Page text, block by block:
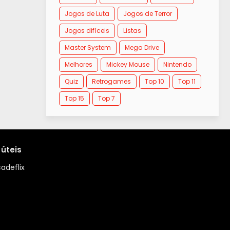
Jogos de Luta
Jogos de Terror
Jogos difíceis
Listas
Master System
Mega Drive
Melhores
Mickey Mouse
Nintendo
Quiz
Retrogames Top 10
Top 11
Top 15
Top 7
úteis